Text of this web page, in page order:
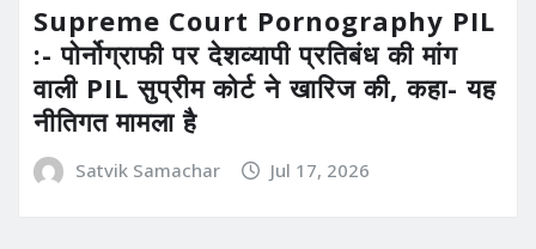
Supreme Court Pornography PIL
:- पोर्नोग्राफी पर देशव्यापी प्रतिबंध की मांग
वाली PIL सुप्रीम कोर्ट ने खारिज की, कहा- यह
नीतिगत मामला है
Satvik Samachar Jul 17, 2026